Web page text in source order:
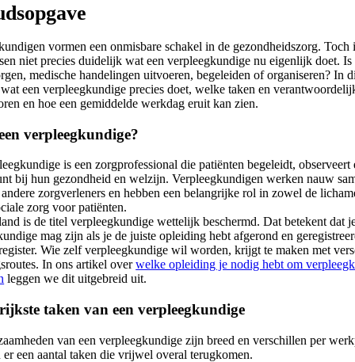
vormen een onmisbare schakel in de gezondheidszorg. Toch
niet precies duidelijk wat een verpleegkundige nu eigenlijk doet. Is
medische handelingen uitvoeren, begeleiden of organiseren? In
een verpleegkundige precies doet, welke taken en
en hoe een gemiddelde werkdag eruit kan zien.
verpleegkundige?
is een zorgprofessional die patiënten begeleidt, observeert
bij hun gezondheid en welzijn. Verpleegkundigen werken nauw
andere zorgverleners en hebben een belangrijke rol in zowel de
zorg voor patiënten.
is de titel verpleegkundige wettelijk beschermd. Dat betekent dat
mag zijn als je de juiste opleiding hebt afgerond en
Wie zelf verpleegkundige wil worden, krijgt te maken met
In ons artikel overwelke opleiding je nodig hebt om
leggen we dit uitgebreid uit.
taken van een verpleegkundige
van een verpleegkundige zijn breed en verschillen per
een aantal taken die vrijwel overal terugkomen.